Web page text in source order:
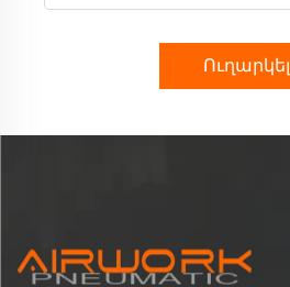
Ուղարկել